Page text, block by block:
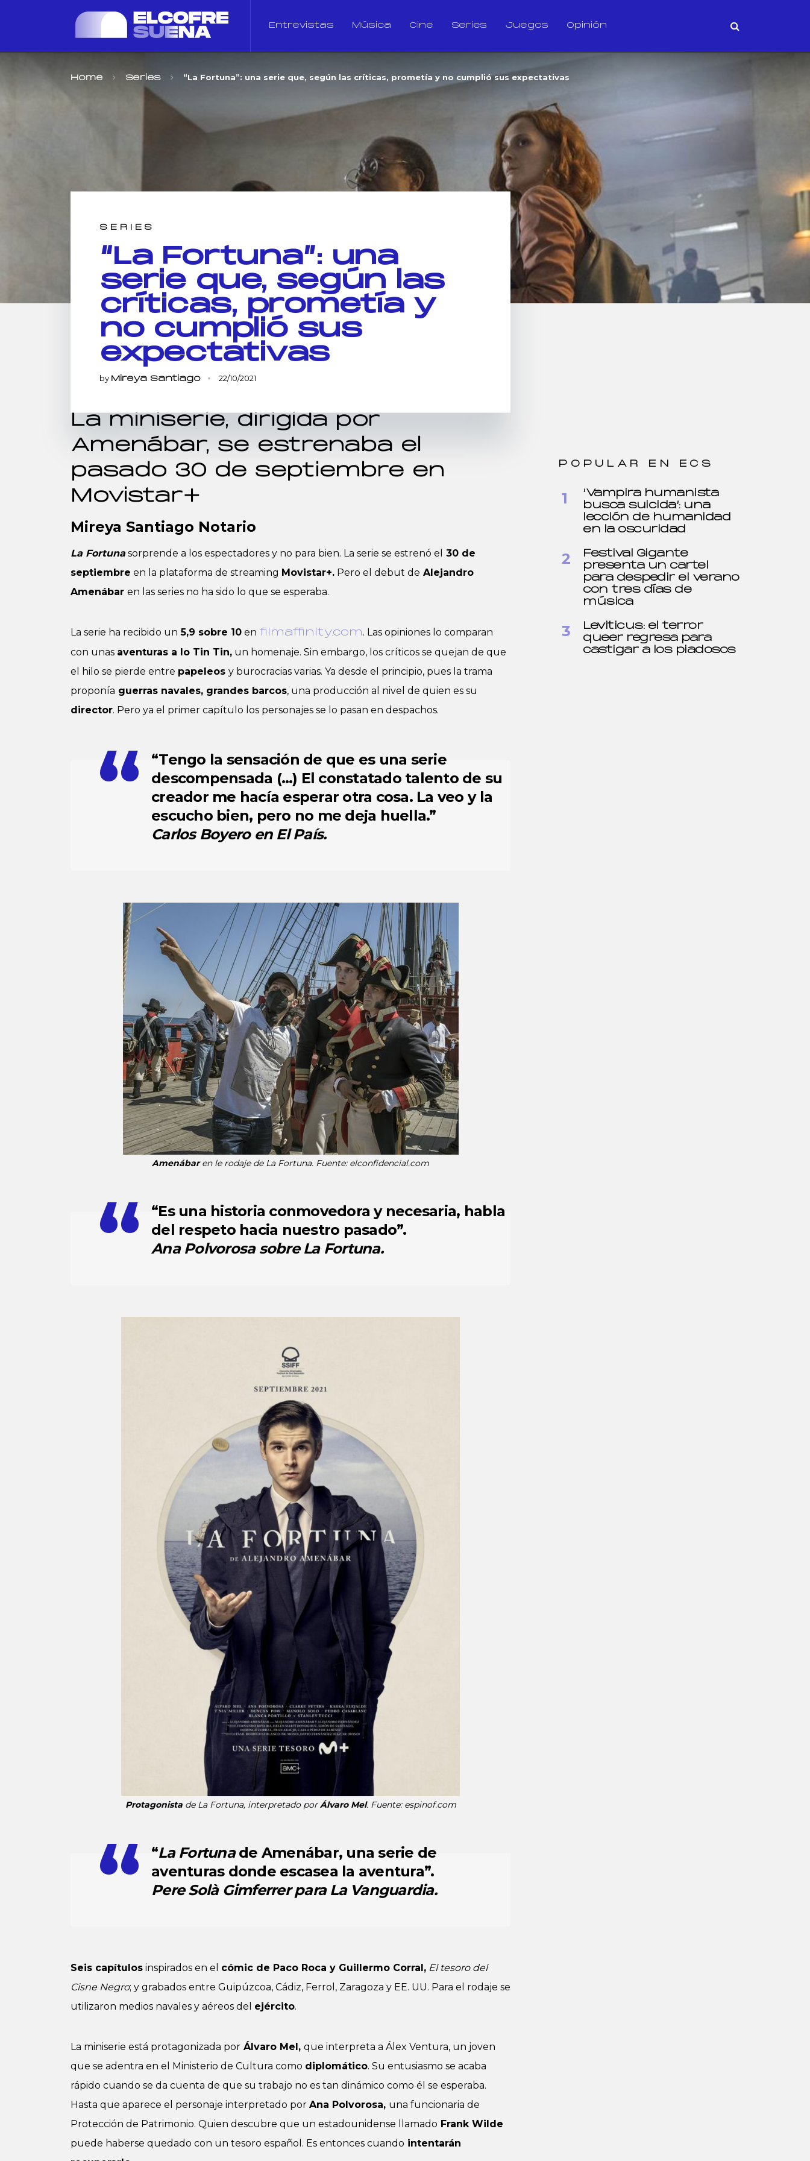
Entrevistas Música Cine Series Juegos Opinión
Home Series “La Fortuna”: una serie que, según las críticas, prometía y no cumplió sus expectativas
SERIES
“La Fortuna”: una
serie que, según las
críticas, prometía y
no cumplió sus
expectativas
by Mireya Santiago 22/10/2021
La miniserie, dirigida por
Amenábar, se estrenaba el
pasado 30 de septiembre en
Movistar+
Mireya Santiago Notario
La Fortunasorprende a los espectadores y no para bien. La serie se estrenó el 30 de
septiembre en la plataforma de streaming Movistar+. Pero el debut de Alejandro
Amenábar en las series no ha sido lo que se esperaba.
La serie ha recibido un 5,9 sobre 10 en filmaffinity.com. Las opiniones lo comparan
con unas aventuras a lo Tin Tin, un homenaje. Sin embargo, los críticos se quejan de que
el hilo se pierde entre papeleos y burocracias varias. Ya desde el principio, pues la trama
proponía guerras navales, grandes barcos, una producción al nivel de quien es su
director. Pero ya el primer capítulo los personajes se lo pasan en despachos.
“Tengo la sensación de que es una serie
descompensada (…) El constatado talento de su
creador me hacía esperar otra cosa. La veo y la
escucho bien, pero no me deja huella.”
Carlos Boyeroen El País.
Amenábaren le rodaje de La Fortuna. Fuente: elconfidencial.com
“Es una historia conmovedora y necesaria, habla
del respeto hacia nuestro pasado”.
Ana PolvorosasobreLa Fortuna.
Protagonista deLa Fortuna, interpretado porÁlvaro Mel. Fuente: espinof.com
“La Fortunade Amenábar, una serie de
aventuras donde escasea la aventura”.
Pere Solà Gimferrer para La Vanguardia.
Seis capítulos inspirados en el cómic de Paco Roca y Guillermo Corral, El tesoro del
Cisne Negro; y grabados entre Guipúzcoa, Cádiz, Ferrol, Zaragoza y EE. UU. Para el rodaje se
utilizaron medios navales y aéreos del ejército.
La miniserie está protagonizada por Álvaro Mel, que interpreta a Álex Ventura, un joven
que se adentra en el Ministerio de Cultura como diplomático. Su entusiasmo se acaba
rápido cuando se da cuenta de que su trabajo no es tan dinámico como él se esperaba.
Hasta que aparece el personaje interpretado por Ana Polvorosa, una funcionaria de
Protección de Patrimonio. Quien descubre que un estadounidense llamado Frank Wilde
puede haberse quedado con un tesoro español. Es entonces cuando intentarán
POPULAR EN ECS
‘Vampira humanista
busca suicida’: una
lección de humanidad
en la oscuridad
Festival Gigante
presenta un cartel
para despedir el verano
con tres días de
música
Leviticus: el terror
queer regresa para
castigar a los piadosos